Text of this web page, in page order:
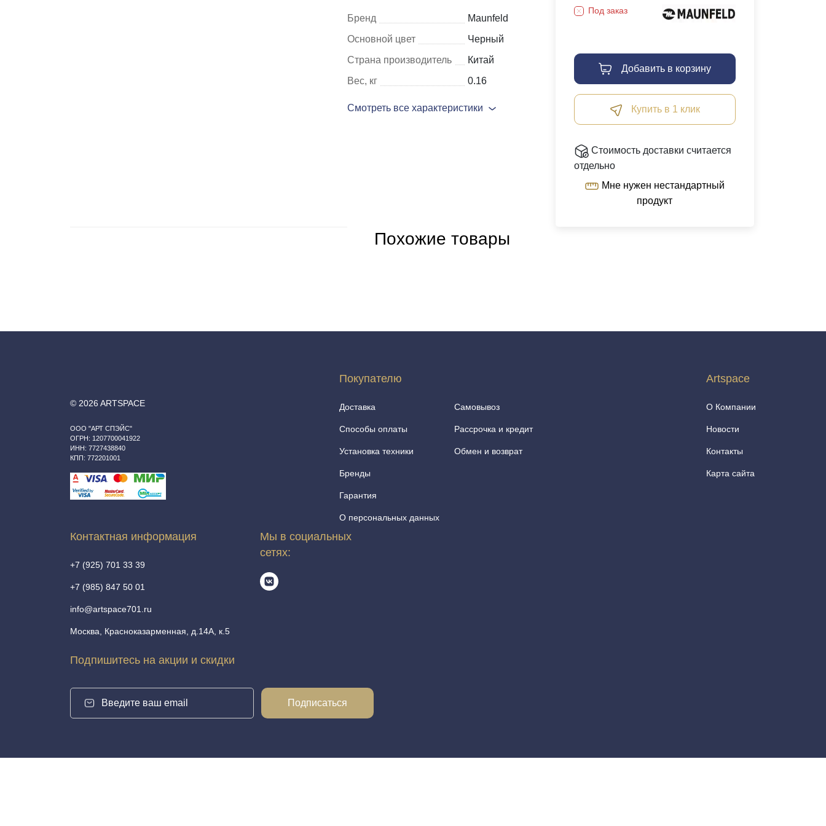
Шкафы и
Витрины
Стеллажи
Мебель для
Бренд
Maunfeld
Основной цвет
Черный
Страна производитель
Китай
Вес, кг
0.16
Смотреть все характеристики
Под заказ
Добавить в корзину
Купить в 1 клик
Стоимость доставки считается
отдельно
продукт
Похожие товары
© 2026 ARTSPACE
ООО "АРТ СПЭЙС"
ОГРН: 1207700041922
ИНН: 7727438840
КПП: 772201001
Покупателю
Доставка
Способы оплаты
Установка техники
Бренды
Гарантия
О персональных данных
Самовывоз
Рассрочка и кредит
Обмен и возврат
Artspace
О Компании
Новости
Контакты
Карта сайта
Контактная информация
+7 (925) 701 33 39
+7 (985) 847 50 01
info@artspace701.ru
Москва, Красноказарменная, д.14А, к.5
Мы в социальных
сетях:
Подпишитесь на акции и скидки
Подписаться